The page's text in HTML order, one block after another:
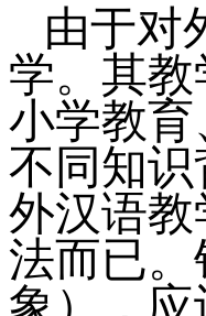
由于对
学。其
小学教
不同知
外汉语
法而已
象），